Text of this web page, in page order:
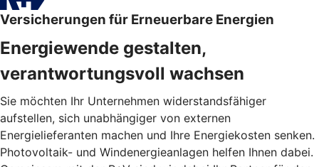
Versicherungen für Erneuerbare Energien
Energiewende gestalten,
verantwortungsvoll wachsen
Sie möchten Ihr Unternehmen widerstandsfähiger
aufstellen, sich unabhängiger von externen
Energielieferanten machen und Ihre Energiekosten senken.
Photovoltaik- und Windenergieanlagen helfen Ihnen dabei.